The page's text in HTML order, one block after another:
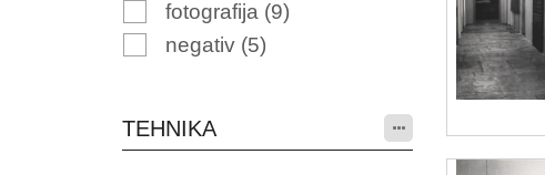
fotografija (9)
negativ (5)
TEHNIKA